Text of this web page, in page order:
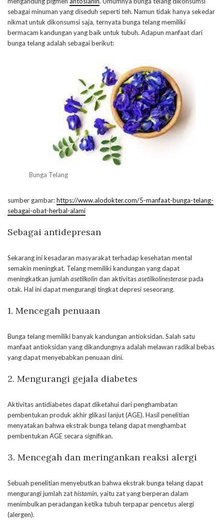
sebagai minuman yang diseduh seperti teh. Namun tidak hanya sekedar
nikmat untuk dikonsumsi saja, ternyata bunga telang memiliki
bermacam kandungan yang baik untuk tubuh. Adapun manfaat dari
bunga telang adalah sebagai berikut:
Bunga Telang
sumber gambar:https://www.alodokter.com/5-manfaat-bunga-telang-
sebagai-obat-herbal-alami
Sebagai antidepresan
Sekarang ini kesadaran masyarakat terhadap kesehatan mental
semakin meningkat. Telang memiliki kandungan yang dapat
meningkatkan jumlah asetilkolindan aktivitasasetilkolinesterasepada
otak. Hal ini dapat mengurangi tingkat depresi seseorang.
1. Mencegah penuaan
Bunga telang memiliki banyak kandungan antioksidan. Salah satu
manfaat antioksidan yang dikandungnya adalah melawan radikal bebas
yang dapat menyebabkan penuaan dini.
2. Mengurangi gejala diabetes
Aktivitas antidiabetes dapat diketahui dari penghambatan
pembentukan produk akhir glikasi lanjut (AGE). Hasil penelitian
menyatakan bahwa ekstrak bunga telang dapat menghambat
pembentukan AGE secara signifikan.
3. Mencegah dan meringankan reaksi alergi
Sebuah penelitian menyebutkan bahwa ekstrak bunga telang dapat
mengurangi jumlah zathistamin, yaitu zat yang berperan dalam
menimbulkan peradangan ketika tubuh terpapar pencetus alergi
(alergen).